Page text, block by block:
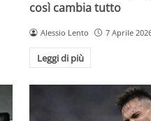
così cambia tutto
Alessio Lento 7 Aprile
Leggi di più